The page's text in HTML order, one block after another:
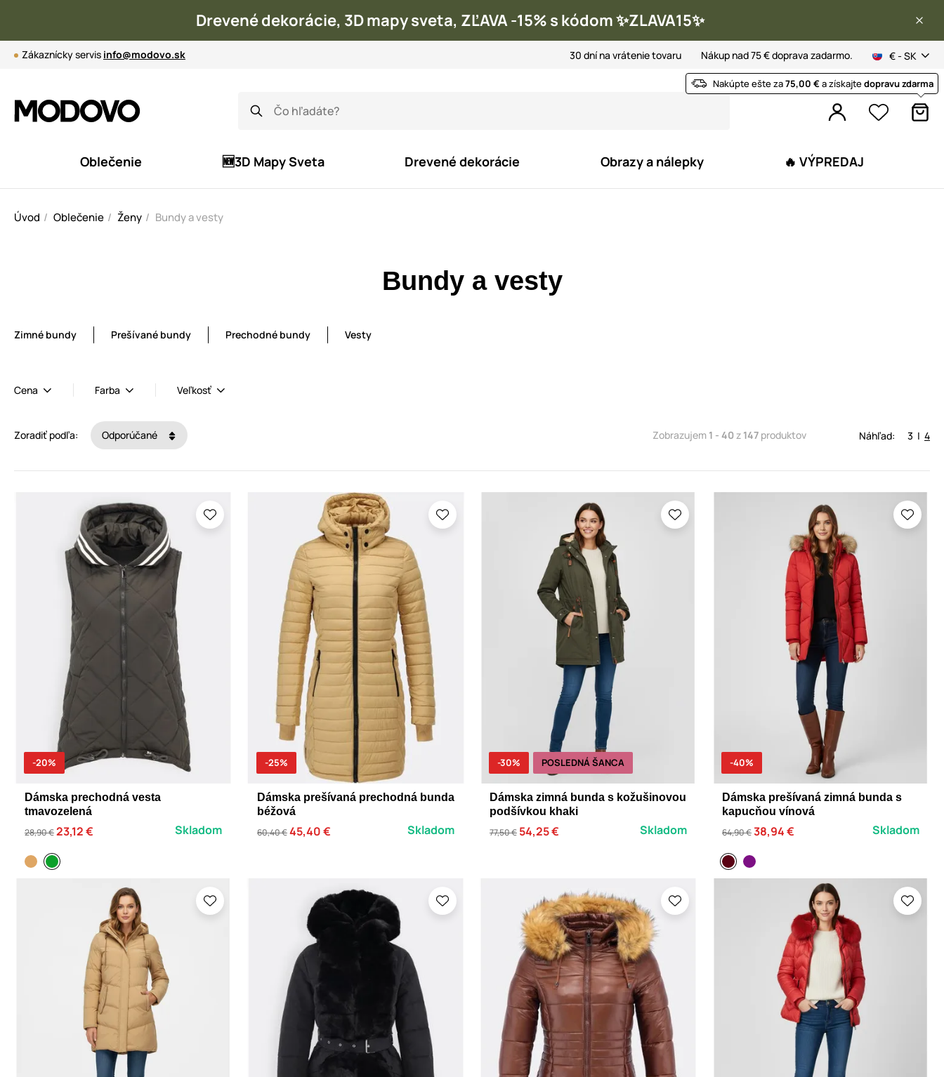
Drevené dekorácie, 3D mapy sveta, ZĽAVA -15% s kódom ✨ZLAVA15✨
Zákaznícky servis info@modovo.sk 30 dní na vrátenie tovaru Nákup nad 75 € doprava zadarmo. € - SK
Nakúpte ešte za75,00 €a získajtedopravu zdarma
Oblečenie 🆕3D Mapy Sveta Drevené dekorácie Obrazy a nálepky 🔥 VÝPREDAJ
Úvod Oblečenie Ženy Bundy a vesty
Bundy a vesty
Zimné bundy Prešívané bundy Prechodné bundy Vesty
Cena Farba Veľkosť
Zoradiť podľa: Odporúčané Zobrazujem 1 - 40 z 147 produktov Náhľad: 3 | 4
-20%
Dámska prechodná vesta
tmavozelená
28,90 €23,12 € Skladom
-25%
Dámska prešívaná prechodná bunda
béžová
60,40 €45,40 € Skladom
-30% POSLEDNÁ ŠANCA
Dámska zimná bunda s kožušinovou
podšívkou khaki
77,50 € 54,25 € Skladom
-40%
Dámska prešívaná zimná bunda s
kapucňou vínová
64,90 €38,94 € Skladom